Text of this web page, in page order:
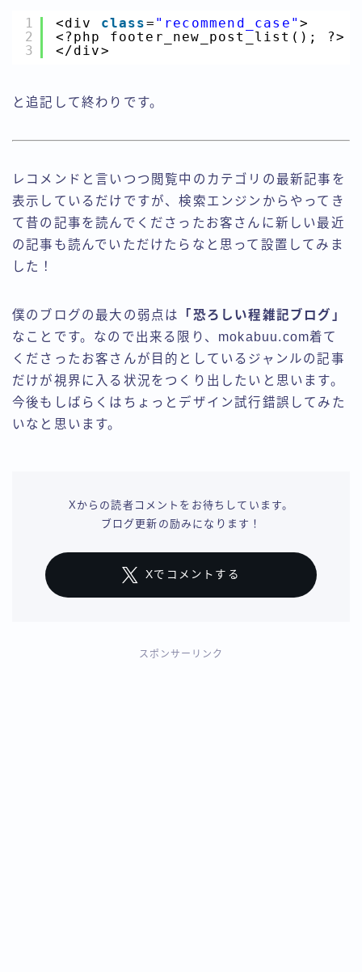
1
2
3
<div class= "recommend_case" >
<?php footer_new_post_list(); ?>
</div>
と追記して終わりです。
レコメンドと言いつつ閲覧中のカテゴリの最新記事を
表示しているだけですが、検索エンジンからやってき
て昔の記事を読んでくださったお客さんに新しい最近
の記事も読んでいただけたらなと思って設置してみま
した！
僕のブログの最大の弱点は
「恐ろしい程雑記ブログ」
なことです。なので出来る限り、mokabuu.com着て
くださったお客さんが目的としているジャンルの記事
だけが視界に入る状況をつくり出したいと思います。
今後もしばらくはちょっとデザイン試行錯誤してみた
いなと思います。
Xからの読者コメントをお待ちしています。
ブログ更新の励みになります！
Xでコメントする
スポンサーリンク